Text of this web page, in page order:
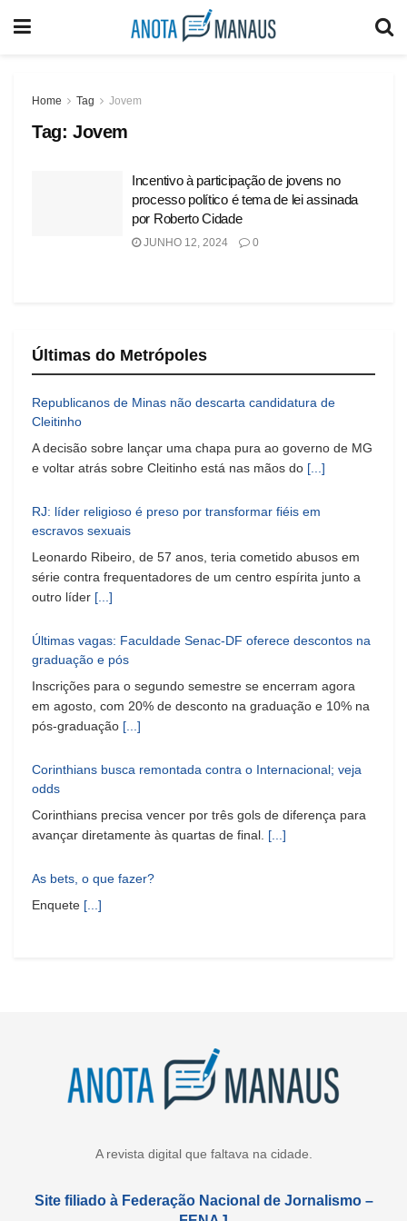
Home Tag Jovem
Tag: Jovem
Incentivo à participação de jovens no
processo político é tema de lei assinada
por Roberto Cidade
JUNHO 12, 2024 0
Últimas do Metrópoles
Republicanos de Minas não descarta candidatura de
Cleitinho
A decisão sobre lançar uma chapa pura ao governo de MG
e voltar atrás sobre Cleitinho está nas mãos do [...]
RJ: líder religioso é preso por transformar fiéis em
escravos sexuais
Leonardo Ribeiro, de 57 anos, teria cometido abusos em
série contra frequentadores de um centro espírita junto a
outro líder [...]
Últimas vagas: Faculdade Senac-DF oferece descontos na
graduação e pós
Inscrições para o segundo semestre se encerram agora
em agosto, com 20% de desconto na graduação e 10% na
pós-graduação [...]
Corinthians busca remontada contra o Internacional; veja
odds
Corinthians precisa vencer por três gols de diferença para
avançar diretamente às quartas de final. [...]
As bets, o que fazer?
Enquete [...]
A revista digital que faltava na cidade.
Site filiado à Federação Nacional de Jornalismo –